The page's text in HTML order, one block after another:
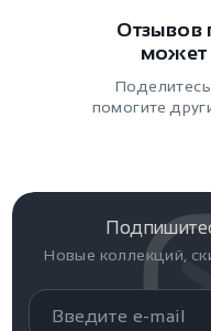
Отзывов
может
помогите
Новые коллекций,